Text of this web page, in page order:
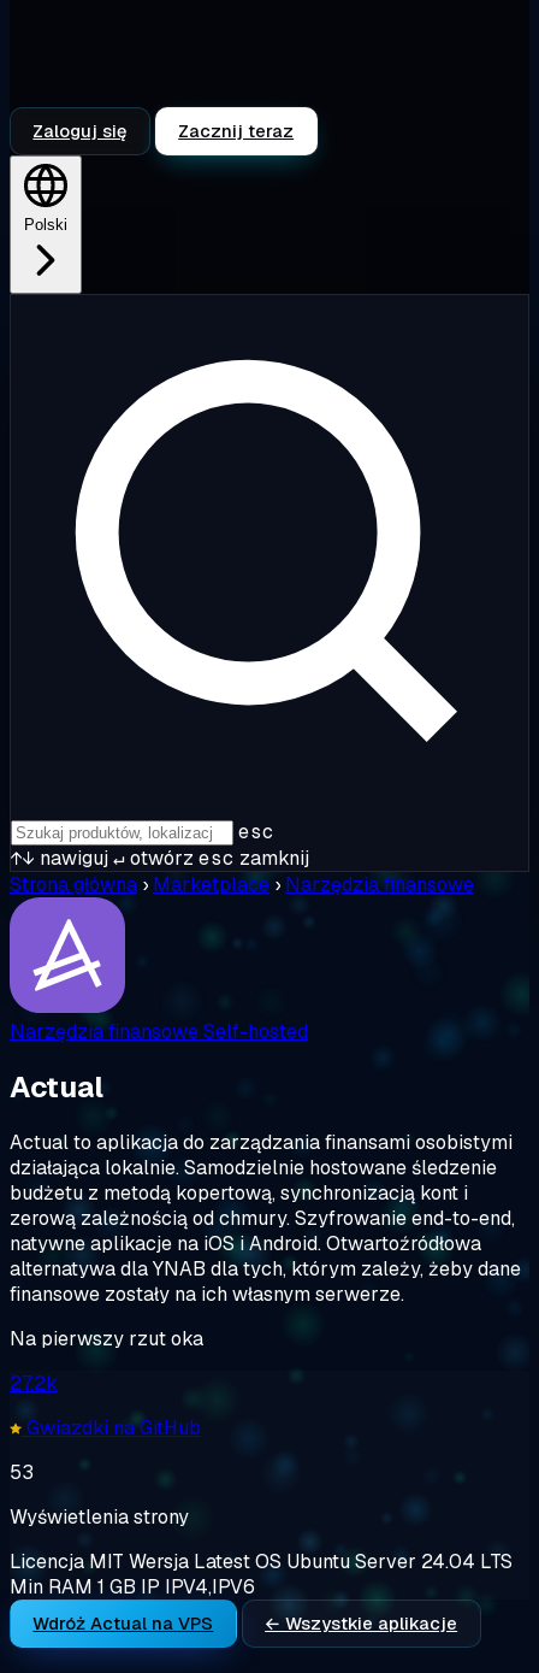
Zaloguj się Zacznij teraz
Polski
esc
↑↓ nawiguj↵otwórz esc zamknij
Strona główna › Marketplace › Narzędzia finansowe
Narzędzia finansoweSelf-hosted
Actual
Actual to aplikacja do zarządzania finansami osobistymi
działająca lokalnie. Samodzielnie hostowane śledzenie
budżetu z metodą kopertową, synchronizacją kont i
zerową zależnością od chmury. Szyfrowanie end-to-end,
natywne aplikacje na iOS i Android. Otwartoźródłowa
alternatywa dla YNAB dla tych, którym zależy, żeby dane
finansowe zostały na ich własnym serwerze.
Na pierwszy rzut oka
27.2k
Gwiazdki na GitHub
53
Wyświetlenia strony
Licencja MIT Wersja LatestOS Ubuntu Server 24.04 LTS
Min RAM 1 GB IP IPV4,IPV6
Wdróż Actual na VPS ← Wszystkie aplikacje